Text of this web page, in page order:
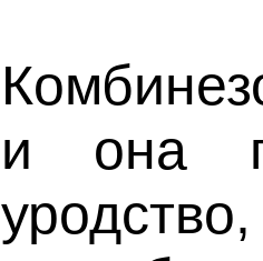
и она